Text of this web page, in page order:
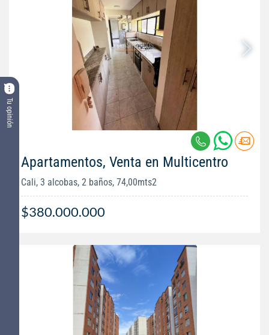
Tu opinión
Apartamentos, Venta en Multicentro
Cali, 3 alcobas, 2 baños, 74,00mts2
$380.000.000